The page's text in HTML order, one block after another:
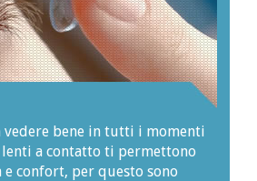
vedere bene in tutti i momenti
a contatto ti permettono
confort, per questo sono